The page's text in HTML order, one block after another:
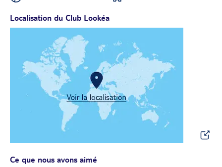
Localisation du Club Lookéa
Ce que nous avons aimé